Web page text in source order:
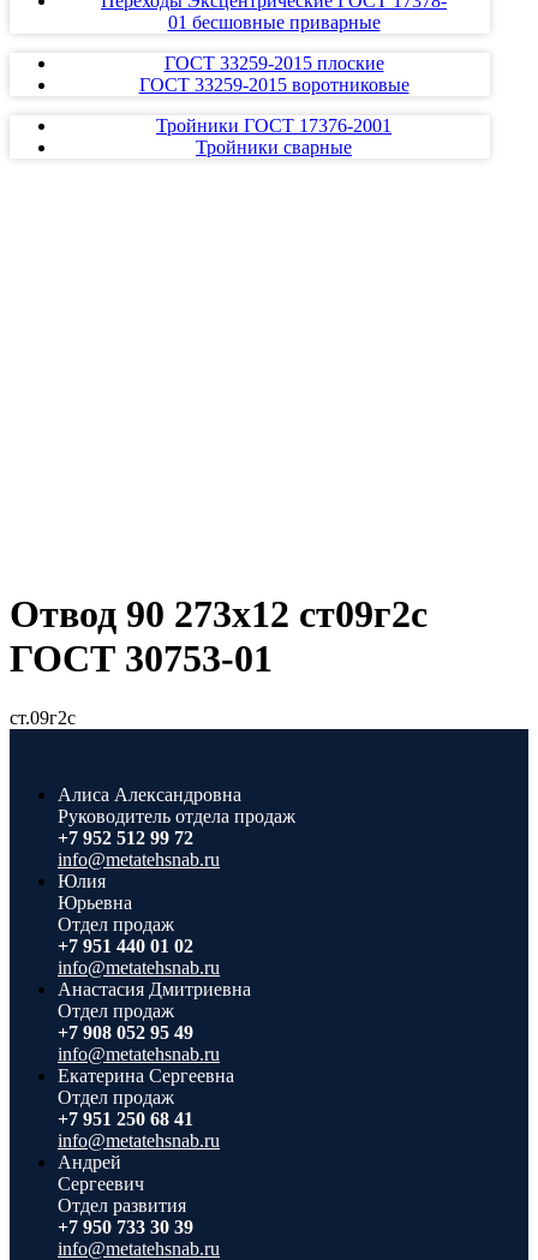
01 бесшовные приварные
ГОСТ 33259-2015 плоские
ГОСТ 33259-2015 воротниковые
Тройники ГОСТ 17376-2001
Тройники сварные
Отвод 90 273х12 ст09г2с
ГОСТ 30753-01
ст.09г2с
Алиса Александровна
Руководитель отдела продаж
+7 952 512 99 72
info@metatehsnab.ru
Юлия
Юрьевна
Отдел продаж
+7 951 440 01 02
info@metatehsnab.ru
Анастасия Дмитриевна
Отдел продаж
+7 908 052 95 49
info@metatehsnab.ru
Екатерина Сергеевна
Отдел продаж
+7 951 250 68 41
info@metatehsnab.ru
Андрей
Сергеевич
Отдел развития
+7 950 733 30 39
info@metatehsnab.ru